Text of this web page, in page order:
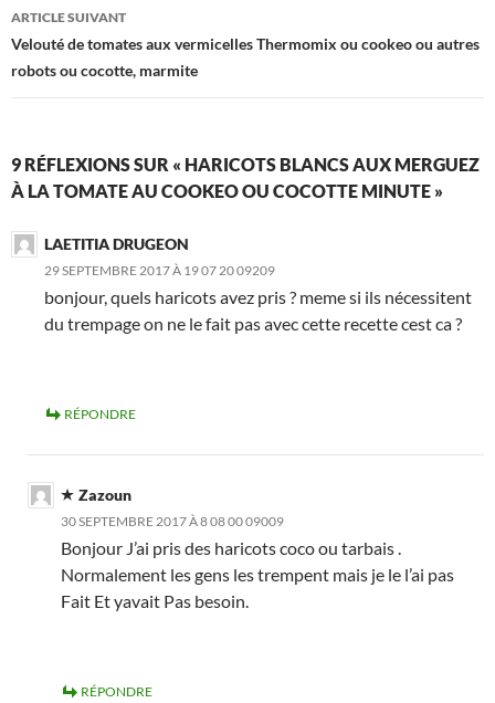
ARTICLE SUIVANT
Velouté de tomates aux vermicelles Thermomix ou cookeo ou autres
robots ou cocotte, marmite
9 RÉFLEXIONS SUR « HARICOTS BLANCS AUX MERGUEZ
À LA TOMATE AU COOKEO OU COCOTTE MINUTE »
LAETITIA DRUGEON
29 SEPTEMBRE 2017 À 19 07 20 09209
bonjour, quels haricots avez pris ? meme si ils nécessitent
du trempage on ne le fait pas avec cette recette cest ca ?
RÉPONDRE
Zazoun
30 SEPTEMBRE 2017 À 8 08 00 09009
Bonjour J’ai pris des haricots coco ou tarbais .
Normalement les gens les trempent mais je le l’ai pas
Fait Et yavait Pas besoin.
RÉPONDRE